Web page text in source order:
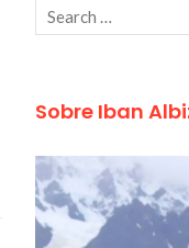
Sobre Iban